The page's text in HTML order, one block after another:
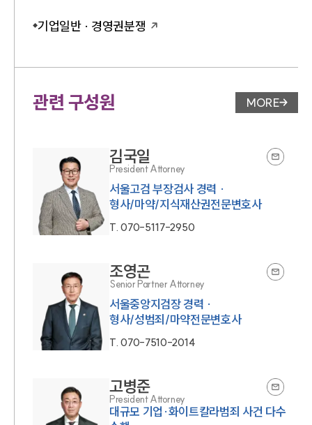
기업일반 · 경영권분쟁
관련 구성원 변호사 페
MORE
김국일
President Attorney
서울고검 부장검사 경력 ·
형사/마약/지식재산권전문변호사
T.070-5117-2950
조영곤
Senior Partner Attorney
서울중앙지검장 경력 ·
형사/성범죄/마약전문변호사
T.070-7510-2014
고병준
President Attorney
대규모 기업·화이트칼라범죄 사건 다수